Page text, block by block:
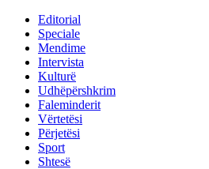
Editorial
Speciale
Mendime
Intervista
Kulturë
Udhëpërshkrim
Faleminderit
Vërtetësi
Përjetësi
Sport
Shtesë